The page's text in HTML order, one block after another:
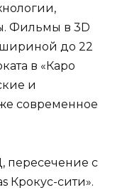
Фильмы в 3D
шириной до 22
в «Каро
и
современное
пересечение с
Крокус-сити».